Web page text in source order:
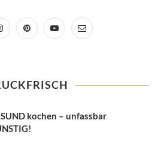
kochen – unfassbar